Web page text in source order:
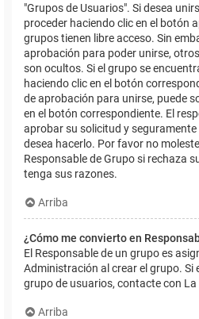
"Grupos de Usuarios". Si desea
proceder haciendo clic en el botón
grupos tienen libre acceso. Sin
aprobación para poder unirse,
son ocultos. Si el grupo se
haciendo clic en el botón
de aprobación para unirse, puede
en el botón correspondiente. El
aprobar su solicitud y
desea hacerlo. Por favor no
Responsable de Grupo si rechaza
tenga sus razones.
Arriba
¿Cómo me convierto en
El Responsable de un grupo es
Administración al crear el grupo. Si
grupo de usuarios, contacte con
Arriba